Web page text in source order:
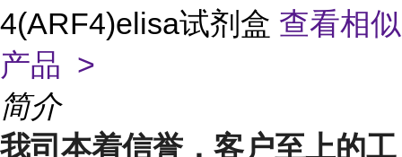
4(ARF4)elisa试剂盒 查看相似
产品 >
简介
我司本着信誉，客户至上的工